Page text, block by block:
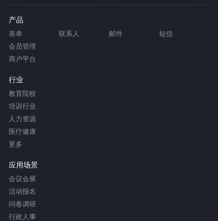
产品
表单 联系人 邮件
短信
会员管理
商户平台
行业
教育院校
培训行业
人力资源
医疗健康
更多
应用场景
会议会展
活动报名
问卷调研
行政人事